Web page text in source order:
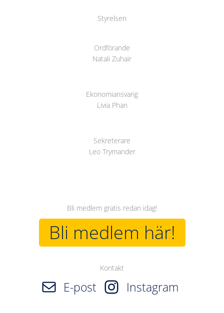
Styrelsen
Ordförande
Natali Zuhair
Ekonomiansvarig
Livia Phan
Sekreterare
Leo Trymander
Bli medlem gratis redan idag!
Bli medlem här!
Kontakt
E-post Instagram